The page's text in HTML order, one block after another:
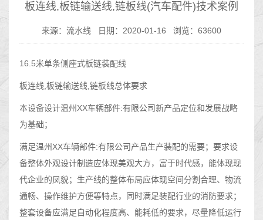
板连线,板链输送线,链板线(汽车配件)技术案例
来源：流水线 日期：2020-01-16 浏览：63600
16.5米单条侧座式板链装配线
板连线,板链输送线,链板线总体要求
本设备设计温州XX车辆部件:有限公司新产品定位和发展战略
为基础；
满足温州XX车辆部件:有限公司产品生产装配的需要；要求设
备整体外观设计制造应体现美观大方，富于时代感，能体现现
代企业的凤貌；生产线的整体布局应体现空间分割合理、物流
通畅、操作维护方便等特点，同时满足装配行业的消防要求；
整套设备应满足自动化程度高、能耗低的要求，尽量降低运行